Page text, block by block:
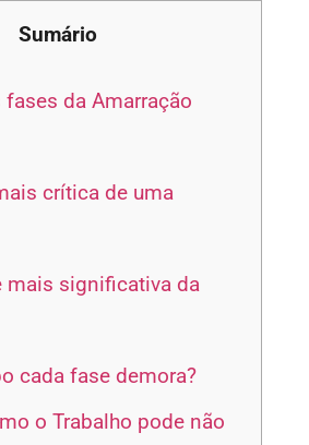
Sumário
fases da Amarração
crítica de uma
mais significativa da
cada fase demora?
o Trabalho pode não